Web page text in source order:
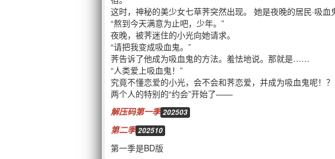
这时，神秘的美少女七草荠突然出现。 她是夜晚的居民·吸血
“熬到今天满意为止吧，少年。”
夜晚，被荠迷住的小光向她请求。
“请把我变成吸血鬼。”
荠告诉了他成为吸血鬼的方法。羞怯地说。那就是……
“人类爱上吸血鬼！”
究竟不懂恋爱的小光，会不会和荠恋爱，并成为吸血鬼呢！？
两个人的特别的“约会”开始了——
解压码第一季 202503
第二季 202510
第一季是BD版